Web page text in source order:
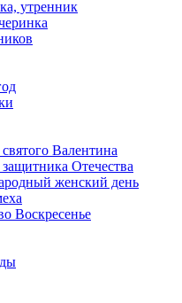
утренник
Валентина
Отечества
женский день
Воскресенье